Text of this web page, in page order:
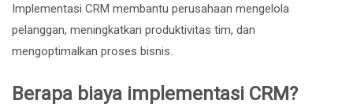
Implementasi CRM membantu perusahaan mengelola
pelanggan, meningkatkan produktivitas tim, dan
mengoptimalkan proses bisnis.
Berapa biaya implementasi CRM?